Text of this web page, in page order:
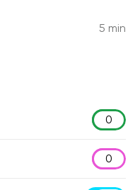
5 min
0
0